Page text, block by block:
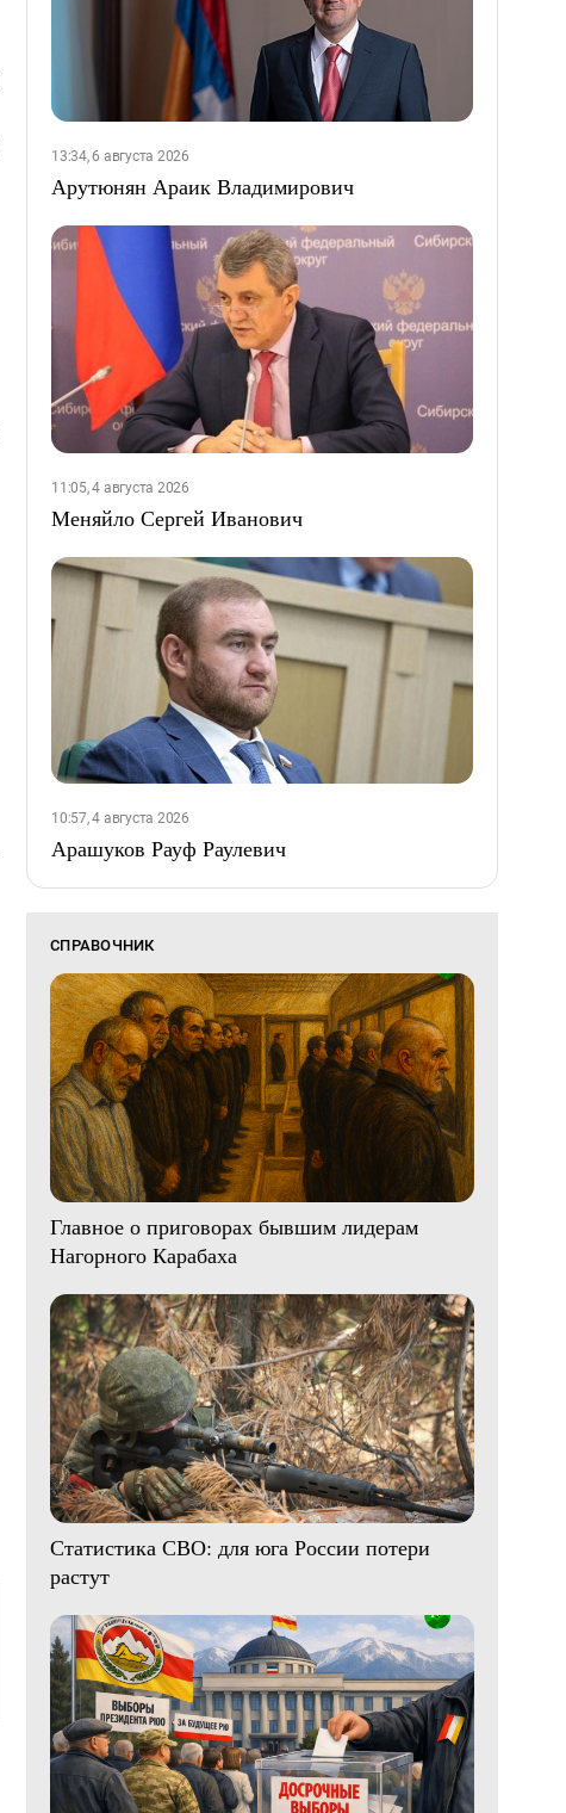
13:34, 6 августа 2026
Арутюнян Араик Владимирович
11:05, 4 августа 2026
Меняйло Сергей Иванович
10:57, 4 августа 2026
Арашуков Рауф Раулевич
СПРАВОЧНИК
Главное о приговорах бывшим лидерам
Нагорного Карабаха
Статистика СВО: для юга России потери
растут